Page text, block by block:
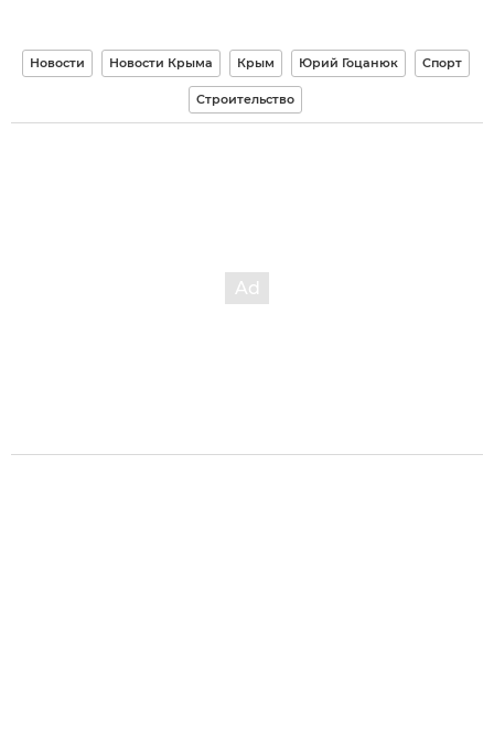
Новости Новости Крыма Крым Юрий Гоцанюк Спорт
Строительство